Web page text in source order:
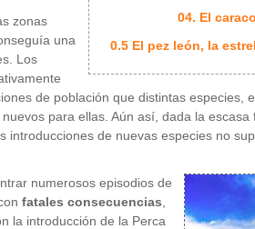
04. El
0.5 El pez león, la
zonas
una
Los
de población que distintas especies,
para ellas. Aún así, dada la escasa
introducciones de nuevas especies no
numerosos episodios de
fatales consecuencias
la introducción de la Perca